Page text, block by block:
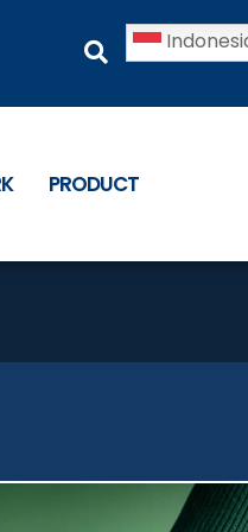
PRODUCT